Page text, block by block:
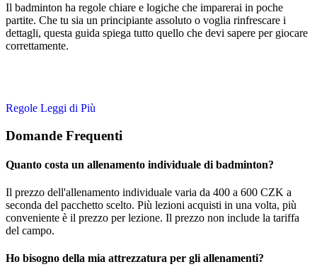
Il badminton ha regole chiare e logiche che imparerai in poche
partite. Che tu sia un principiante assoluto o voglia rinfrescare i
dettagli, questa guida spiega tutto quello che devi sapere per giocare
correttamente.
Regole Leggi di Più
Domande Frequenti
Quanto costa un allenamento individuale di badminton?
Il prezzo dell'allenamento individuale varia da 400 a 600 CZK a
seconda del pacchetto scelto. Più lezioni acquisti in una volta, più
conveniente è il prezzo per lezione. Il prezzo non include la tariffa
del campo.
Ho bisogno della mia attrezzatura per gli allenamenti?